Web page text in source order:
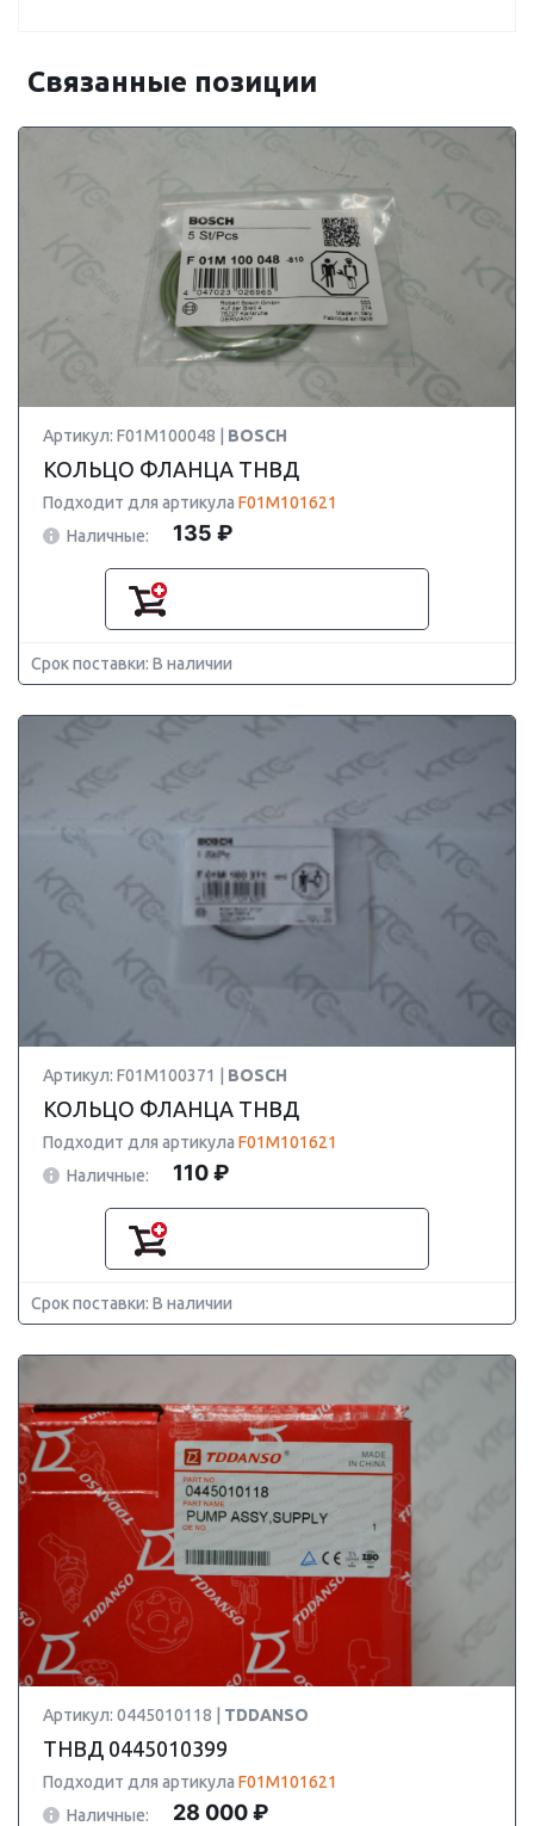
Связанные позиции
Артикул: F01M100048 | BOSCH
КОЛЬЦО ФЛАНЦА ТНВД
Подходит для артикула F01M101621
Наличные:
135 ₽
Срок поставки: В наличии
Артикул: F01M100371 | BOSCH
КОЛЬЦО ФЛАНЦА ТНВД
Подходит для артикула F01M101621
Наличные:
110 ₽
Срок поставки: В наличии
Артикул: 0445010118 | TDDANSO
ТНВД 0445010399
Подходит для артикула F01M101621
Наличные:
28 000 ₽